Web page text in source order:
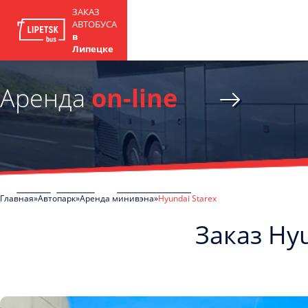
ЗАКАЗ
АВТОБУСА
в
Липецке
Арендаon-line
Главная Автопарк Аренда минивэна Hyundai Starex
Заказ